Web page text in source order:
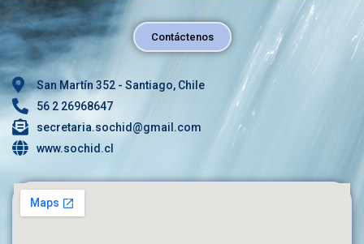
Contáctenos
San Martín 352 - Santiago, Chile
56 2 26968647
secretaria.sochid@gmail.com
www.sochid.cl